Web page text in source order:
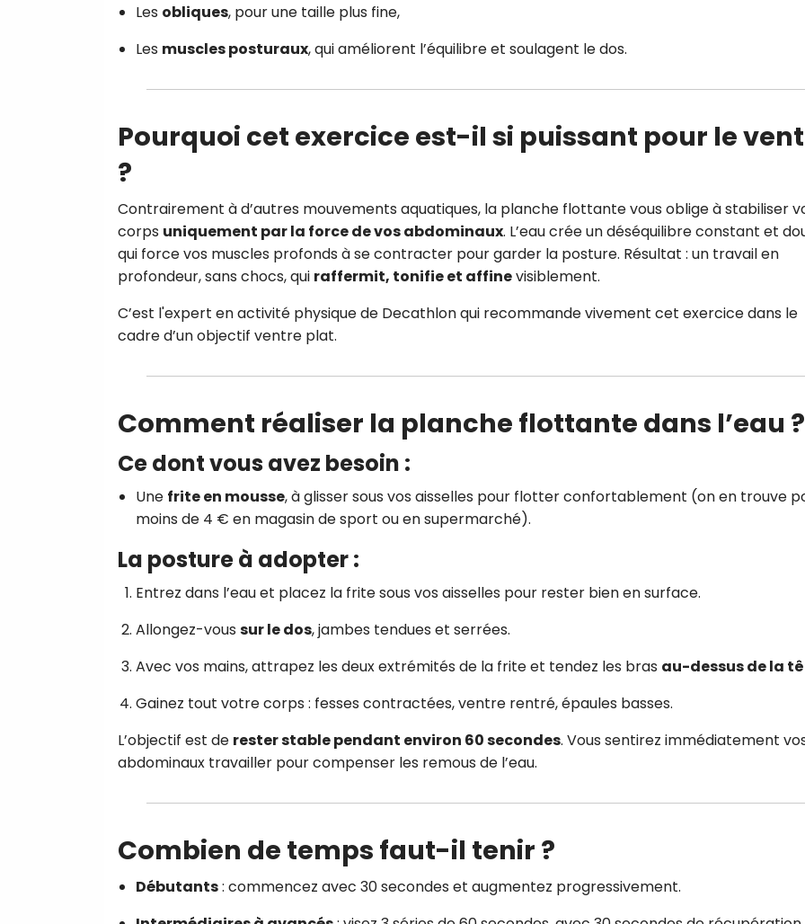
Les obliques, pour une taille plus fine,
Les muscles posturaux, qui améliorent l’équilibre et soulagent le dos.
Pourquoi cet exercice est-il si puissant pour le
?
Contrairement à d’autres mouvements aquatiques, la planche flottante vous oblige à stabiliser
corps uniquement par la force de vos abdominaux. L’eau crée un déséquilibre constant et
qui force vos muscles profonds à se contracter pour garder la posture. Résultat : un travail en
profondeur, sans chocs, qui raffermit, tonifie et affinevisiblement.
C’est l'expert en activité physique de Decathlon qui recommande vivement cet exercice dans le
cadre d’un objectif ventre plat.
Comment réaliser la planche flottante dans l’eau ?
Ce dont vous avez besoin :
Une frite en mousse, à glisser sous vos aisselles pour flotter confortablement (on en trouve
moins de 4 € en magasin de sport ou en supermarché).
La posture à adopter :
Entrez dans l’eau et placez la frite sous vos aisselles pour rester bien en surface.
Allongez-vous sur le dos, jambes tendues et serrées.
Avec vos mains, attrapez les deux extrémités de la frite et tendez les bras au-dessus de la
Gainez tout votre corps : fesses contractées, ventre rentré, épaules basses.
L’objectif est de rester stable pendant environ 60 secondes. Vous sentirez immédiatement
abdominaux travailler pour compenser les remous de l’eau.
Combien de temps faut-il tenir ?
Débutants: commencez avec 30 secondes et augmentez progressivement.
personnalisées. Vous pourrez vous désinscrire en